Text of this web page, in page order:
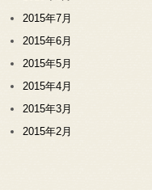
2015年7月
2015年6月
2015年5月
2015年4月
2015年3月
2015年2月